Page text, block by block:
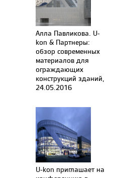
Алла Павликова. U-
kon & Партнеры:
обзор современных
материалов для
ограждающих
конструкций зданий,
24.05.2016
U-kon приглашает на